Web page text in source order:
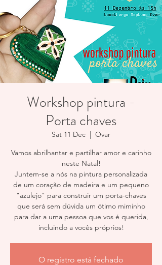
Workshop pintura -
Porta chaves
Sat 11 Dec
  |
Ovar
Vamos abrilhantar e partilhar amor e carinho
neste Natal!
Juntem-se a nós na pintura personalizada
de um coração de madeira e um pequeno
"azulejo" para construir um porta-chaves
que será sem dúvida um ótimo miminho
para dar a uma pessoa que vos é querida,
incluindo a vocês próprios!
O registro está fechado